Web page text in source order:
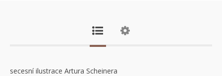
secesní ilustrace Artura Scheinera